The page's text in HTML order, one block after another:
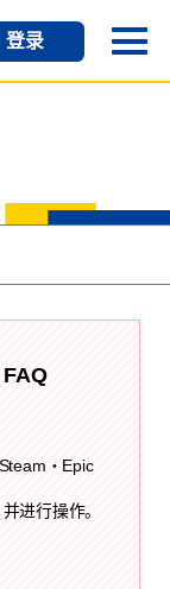
登录
・Epic
进行操作。